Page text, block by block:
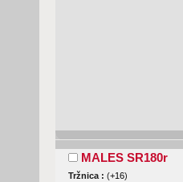
MALES SR180r
Tržnica : (+16)